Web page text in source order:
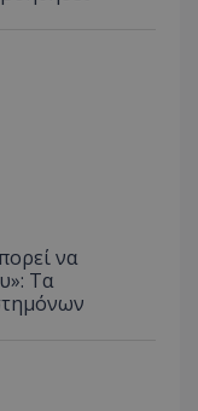
να
Τα